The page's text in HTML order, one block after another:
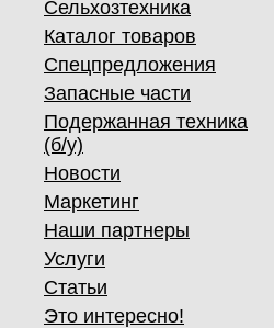
Сельхозтехника
Каталог товаров
Спецпредложения
Запасные части
Подержанная техника
(б/у)
Новости
Маркетинг
Наши партнеры
Услуги
Статьи
Это интересно!